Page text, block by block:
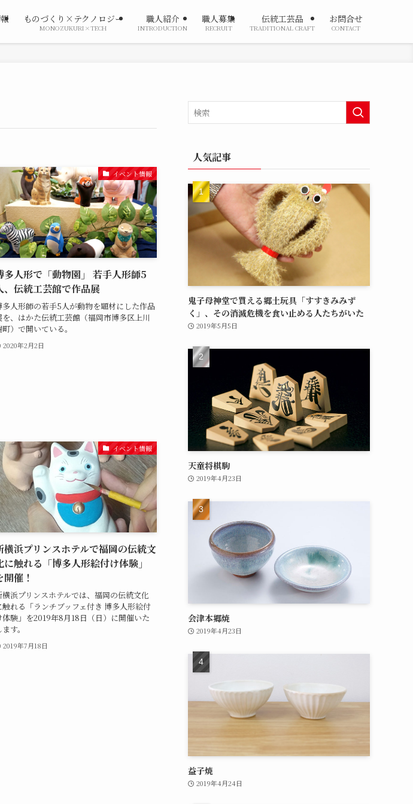
ものづくり×テクノロジー
MONOZUKURI×TECH
職人紹介
INTRODUCTION
職人募集
RECRUIT
伝統工芸品
TRADITIONAL CRAFT
お問合せ
CONTACT
イベント情報
多人形で「動物園」 若手人形師5
、伝統工芸館で作品展
多人形師の若手5人が動物を題材にした作品
を、はかた伝統工芸館（福岡市博多区上川
町）で開いている。
2020年2月2日
イベント情報
横浜プリンスホテルで福岡の伝統文
に触れる「博多人形絵付け体験」
開催！
横浜プリンスホテルでは、福岡の伝統文化
触れる「ランチブッフェ付き 博多人形絵付
体験」を2019年8月18日（日）に開催いた
ます。
2019年7月18日
人気記事
鬼子母神堂で買える郷土玩具「すすきみみず
く」、その消滅危機を食い止める人たちがいた
2019年5月5日
天童将棋駒
2019年4月23日
会津本郷焼
2019年4月23日
益子焼
2019年4月24日